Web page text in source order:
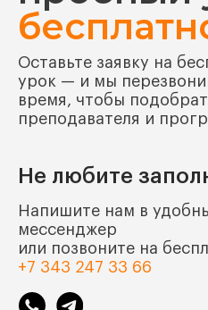
Оставьте заявку на
урок — и мы
время, чтобы
преподавателя и
Не любите
Напишите нам в
мессенджер
или позвоните на
+7 343 247 33 66